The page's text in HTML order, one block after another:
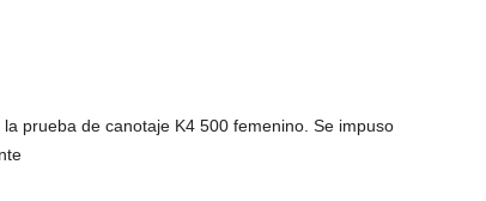
prueba de canotaje K4 500 femenino. Se impuso